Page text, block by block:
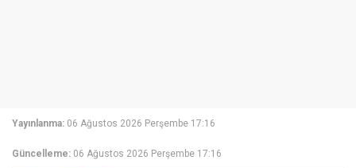
Yayınlanma: 06 Ağustos 2026 Perşembe 17:16
Güncelleme: 06 Ağustos 2026 Perşembe 17:16